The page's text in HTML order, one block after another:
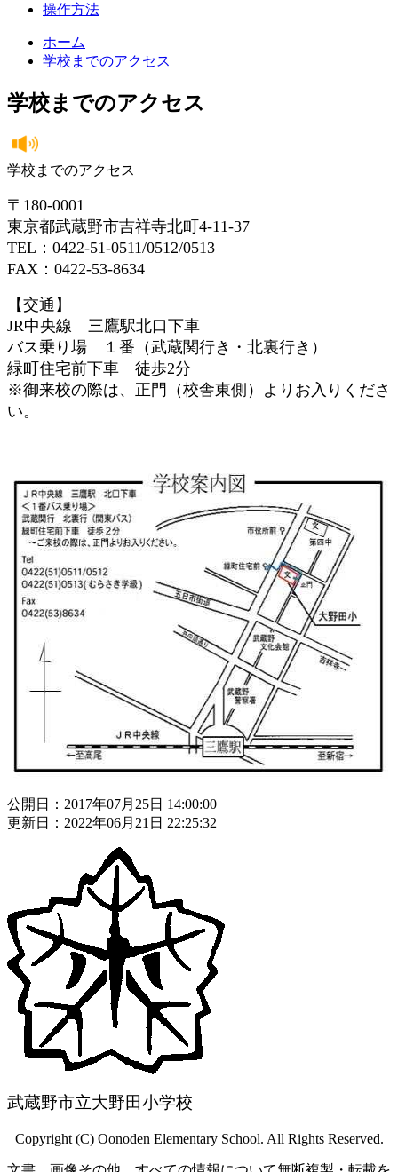
操作方法
ホーム
学校までのアクセス
学校までのアクセス
学校までのアクセス
〒180-0001
東京都武蔵野市吉祥寺北町4-11-37
TEL：0422-51-0511/0512/0513
FAX：0422-53-8634
【交通】
JR中央線 三鷹駅北口下車
バス乗り場 １番（武蔵関行き・北裏行き）
緑町住宅前下車 徒歩2分
※御来校の際は、正門（校舎東側）よりお入りくださ
い。
公開日：2017年07月25日 14:00:00
更新日：2022年06月21日 22:25:32
武蔵野市立大野田小学校
Copyright (C) Oonoden Elementary School. All Rights Reserved.